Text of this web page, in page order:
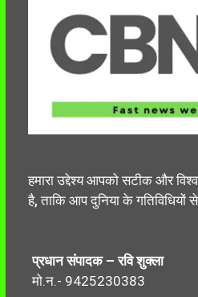
हमारा उद्देश्य आपको सटीक और
है, ताकि आप दुनिया के
प्रधान संपादक – रवि शुक्ला
मो.न.- 9425230383